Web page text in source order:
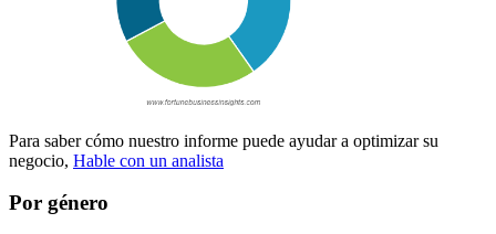
Para saber cómo nuestro informe puede ayudar a optimizar su
negocio, Hable con un analista
Por género